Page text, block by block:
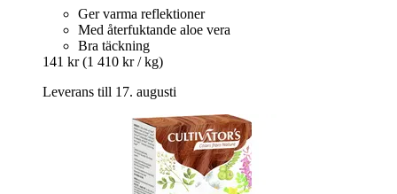
Ger varma reflektioner
Med återfuktande aloe vera
Bra täckning
141 kr (1 410 kr / kg)
Leverans till 17. augusti